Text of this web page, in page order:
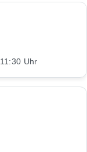
11:30 Uhr